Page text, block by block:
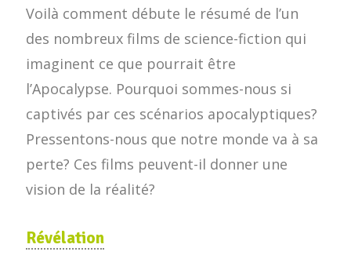
Voilà comment débute le résumé de l’un
des nombreux films de science-fiction qui
imaginent ce que pourrait être
l’Apocalypse. Pourquoi sommes-nous si
captivés par ces scénarios apocalyptiques?
Pressentons-nous que notre monde va à sa
perte? Ces films peuvent-il donner une
vision de la réalité?
Révélation